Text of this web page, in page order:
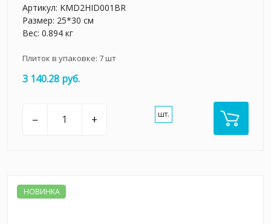
Артикул: KMD2HID001BR
Размер: 25*30 см
Вес: 0.894 кг
Плиток в упаковке: 7шт
3 140.28 руб.
– + шт.
НОВИНКА